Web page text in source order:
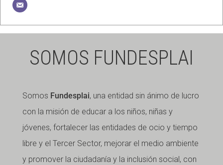
SOMOS FUNDESPLAI
Somos Fundesplai, una entidad sin ánimo de lucro
con la misión de educar a los niños, niñas y
jóvenes, fortalecer las entidades de ocio y tiempo
libre y el Tercer Sector, mejorar el medio ambiente
y promover la ciudadanía y la inclusión social, con